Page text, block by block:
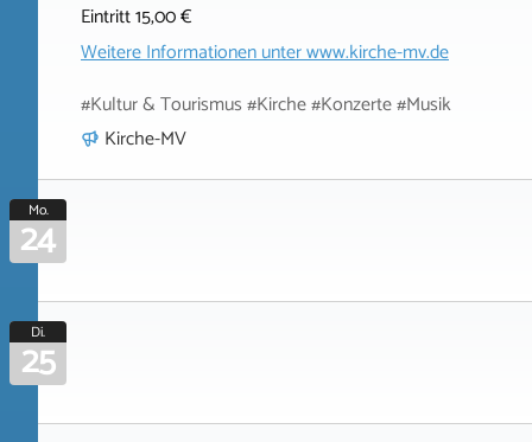
Eintritt 15,00 €
Weitere Informationen unterwww.kirche-mv.de
#Kultur & Tourismus #Kirche #Konzerte #Musik
Kirche-MV
Mo.
24
Di.
25